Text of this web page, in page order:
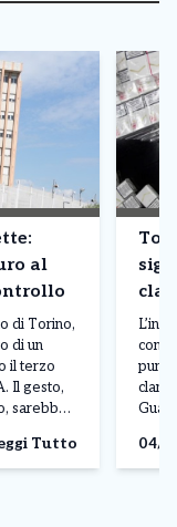
al
di Torino,
di un
il terzo
Il gesto,
sarebbe
Tutto 04/